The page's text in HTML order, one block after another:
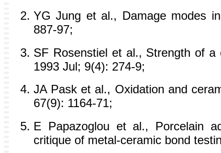
YG Jung et al., Damage modes
887-97;
SF Rosenstiel et al., Strength of
1993 Jul; 9(4): 274-9;
JA Pask et al., Oxidation and
67(9): 1164-71;
E Papazoglou et al., Porcelain
critique of metal-ceramic bond